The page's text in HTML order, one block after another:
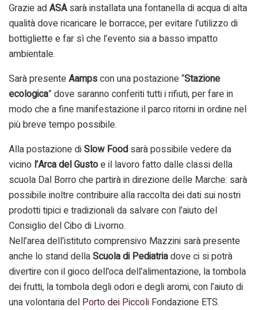
Grazie adASAsarà installata una fontanella di acqua di alta
qualità dove ricaricare le borracce, per evitare l’utilizzo di
bottigliette e far sì che l’evento sia a basso impatto
ambientale.
Sarà presenteAampscon una postazione “Stazione
ecologica” dove saranno conferiti tutti i rifiuti, per fare in
modo che a fine manifestazione il parco ritorni in ordine nel
più breve tempo possibile.
Alla postazione diSlow Food sarà possibile vedere da
vicino l’Arca del Gustoe il lavoro fatto dalle classi della
scuola Dal Borro che partirà in direzione delle Marche: sarà
possibile inoltre contribuire alla raccolta dei dati sui nostri
prodotti tipici e tradizionali da salvare con l’aiuto del
Consiglio del Cibo di Livorno.
Nell’area dell’istituto comprensivo Mazzini sarà presente
anche lo stand dellaScuola di Pediatriadove ci si potrà
divertire con il gioco dell’oca dell’alimentazione, la tombola
dei frutti, la tombola degli odori e degli aromi, con l’aiuto di
una volontaria del Porto dei Piccoli Fondazione ETS.